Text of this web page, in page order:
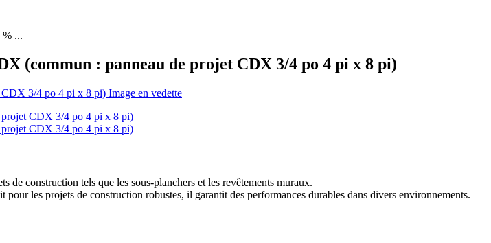
% ...
(commun : panneau de projet CDX 3/4 po 4 pi x 8 pi)
construction tels que les sous-planchers et les revêtements muraux.
les projets de construction robustes, il garantit des performances durables dans divers environnements.